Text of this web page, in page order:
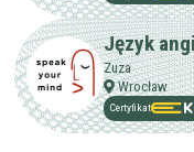
Język
Zuza
Wrocław
Certyfikat